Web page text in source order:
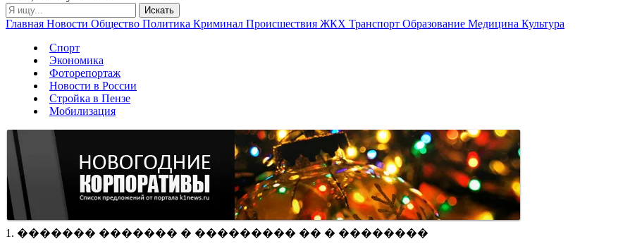
Главная Новости Общество Политика Криминал Происшествия ЖКХ Транспорт Образование Медицина Культура
Спорт
Экономика
Фоторепортаж
Новости в России
Стройка в Пензе
Мобилизация
1. ������� ������� � ��������� �� � ��������